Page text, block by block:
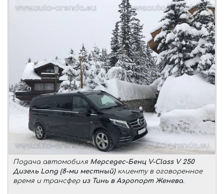
Подача автомобиля Мерседес-Бенц V-Class V 250
Дизель Long (8-ми местный)клиенту в оговоренное
время и трансфер из Тинь в Аэропорт Женева.